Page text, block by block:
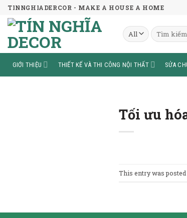
Skip
content
TINNGHIADERCOR - MAKE A HOUSE A HOME
Tìm
kiếm:
GIỚI THIỆU THIẾT KẾ VÀ THI CÔNG NỘI THẤT SỬA
Tối ưu
This entry was